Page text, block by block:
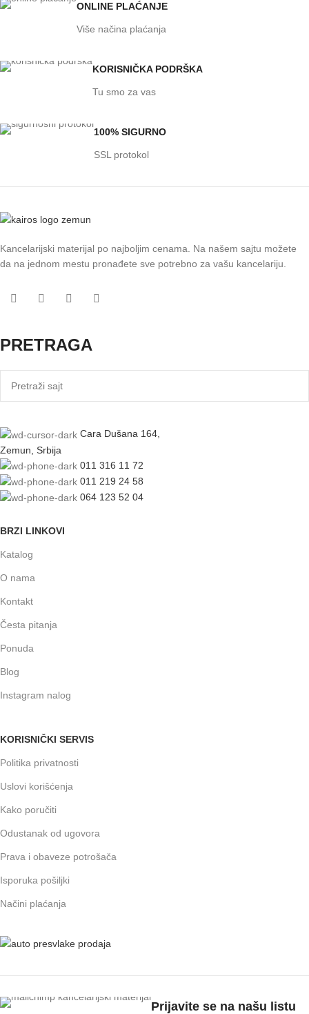
ONLINE PLAĆANJE
Više načina plaćanja
KORISNIČKA PODRŠKA
Tu smo za vas
100% SIGURNO
SSL protokol
Kancelarijski materijal po najboljim cenama. Na našem sajtu možete
da na jednom mestu pronađete sve potrebno za vašu kancelariju.
PRETRAGA
Cara Dušana 164,
Zemun, Srbija
011 316 11 72
011 219 24 58
064 123 52 04
BRZI LINKOVI
Katalog
O nama
Kontakt
Česta pitanja
Ponuda
Blog
Instagram nalog
KORISNIČKI SERVIS
Politika privatnosti
Uslovi korišćenja
Kako poručiti
Odustanak od ugovora
Prava i obaveze potrošača
Isporuka pošiljki
Načini plaćanja
Prijavite se na našu listu